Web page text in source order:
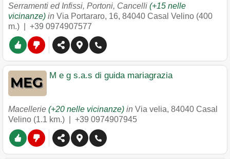
Serramenti ed Infissi, Portoni, Cancelli (+15 nelle
vicinanze) in Via Portararo, 16, 84040 Casal Velino (400
m.) | +39 0974907577
M e g s.a.s di guida mariagrazia
Macellerie (+20 nelle vicinanze) in Via velia, 84040 Casal
Velino (1.1 km.) | +39 0974907945